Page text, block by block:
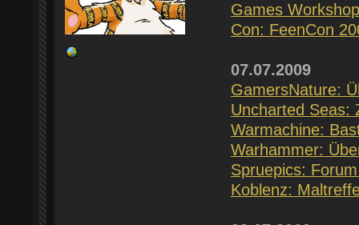
Games
Con: FeenCon
07.07.2009
GamersNature:
Uncharted Seas:
Warmachine:
Warhammer:
Spruepics:
Koblenz: